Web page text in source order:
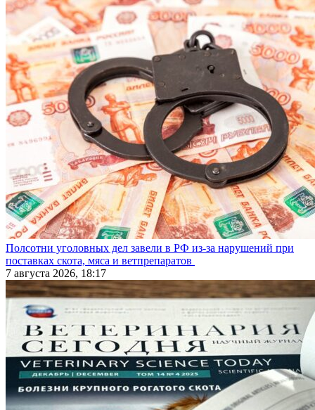
Полсотни уголовных дел завели в РФ из-за нарушений при
поставках скота, мяса и ветпрепаратов
7 августа 2026, 18:17